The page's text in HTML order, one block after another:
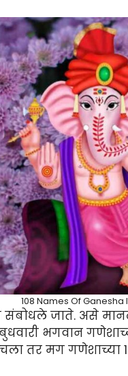
108 Names Of Ganesha
संबोधले जाते. असे
भगवान
तर मग गणेशाच्या